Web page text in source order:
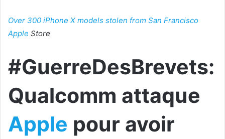
Over 300 iPhone X models stolen from San Francisco
Apple Store
#GuerreDesBrevets:
Qualcomm attaque
Apple pour avoir